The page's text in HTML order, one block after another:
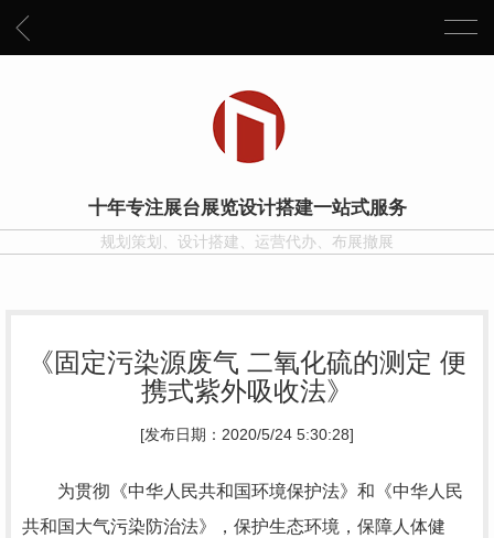
十年专注展台展览设计搭建一站式服务
规划策划、设计搭建、运营代办、布展撤展
《固定污染源废气 二氧化硫的测定 便
携式紫外吸收法》
[发布日期：2020/5/24 5:30:28]
为贯彻《中华人民共和国环境保护法》和《中华人民
共和国大气污染防治法》，保护生态环境，保障人体健